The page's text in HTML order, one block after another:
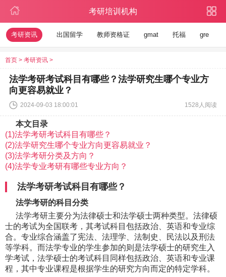
考研培训机构
考研资讯 出国留学 教师资格证 gmat 托福 gre
首页 > 考研资讯 >
法学考研考试科目有哪些？法学研究生哪个专业方
向更容易就业？
2024-09-03 18:00:01 1528人阅读
本文目录
(1)法学考研考试科目有哪些？
(2)法学研究生哪个专业方向更容易就业？
(3)法学考研分类及方向？
(4)法学专业考研有哪些专业方向？
法学考研考试科目有哪些？
法学考研的科目分类
法学考研主要分为法律硕士和法学硕士两种类型。法律硕
士的考试为全国联考，其考试科目包括政治、英语和专业综
合。专业综合涵盖了宪法、法理学、法制史、民法以及刑法
等学科。而法学专业的学生参加的则是法学硕士的研究生入
学考试，法学硕士的考试科目同样包括政治、英语和专业课
程，其中专业课程是根据学生的研究方向而定的特定学科。